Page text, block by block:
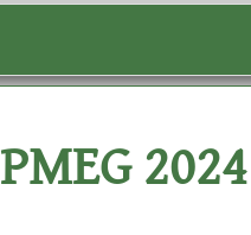
PMEG2024